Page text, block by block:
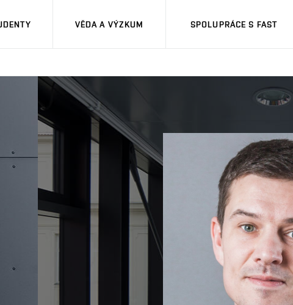
VĚDA A VÝZKUM SPOLUPRÁCE S FAST